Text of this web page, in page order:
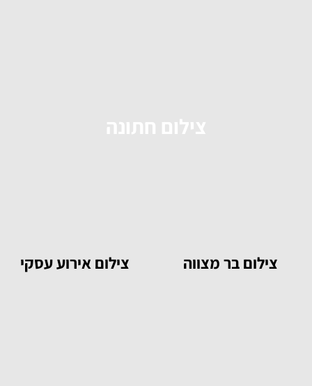
צילום חתונה
צילום בר מצווה צילום אירוע עסקי